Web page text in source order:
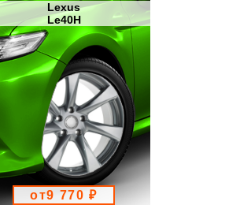
Lexus
Le40H
от9 770 ₽